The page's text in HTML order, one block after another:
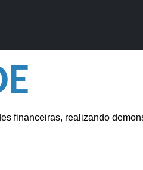
financeiras, realizando